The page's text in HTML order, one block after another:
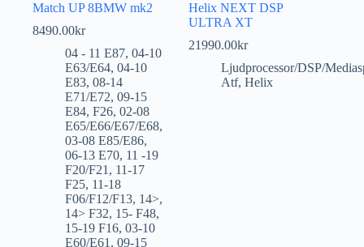
Match UP 8BMW mk2
8490.00kr
04 - 11 E87, 04-10
E63/E64, 04-10
E83, 08-14
E71/E72, 09-15
E84, F26, 02-08
E65/E66/E67/E68,
03-08 E85/E86,
06-13 E70, 11 -19
F20/F21 , 11-17
F25, 11-18
F06/F12/F13, 14>,
14> F32, 15- F48,
15-19 F16, 03-10
E60/E61 , 09-15
Helix NEXT DSP
ULTRA XT
21990.00kr
Ljudprocessor/DSP/
Atf,Helix